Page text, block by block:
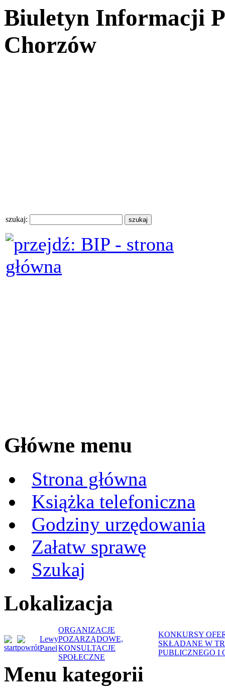
Biuletyn Informacji
Chorzów
szukaj:
Główne menu
Strona główna
Książka telefoniczna
Godziny urzędowania
Załatw sprawę
Szukaj
Lokalizacja
Lewy
Panel
ORGANIZACJE
POZARZĄDOWE,
KONSULTACJE
SPOŁECZNE
KONKURSY
SKŁADANE W
PUBLICZNEGO I
Menu kategorii